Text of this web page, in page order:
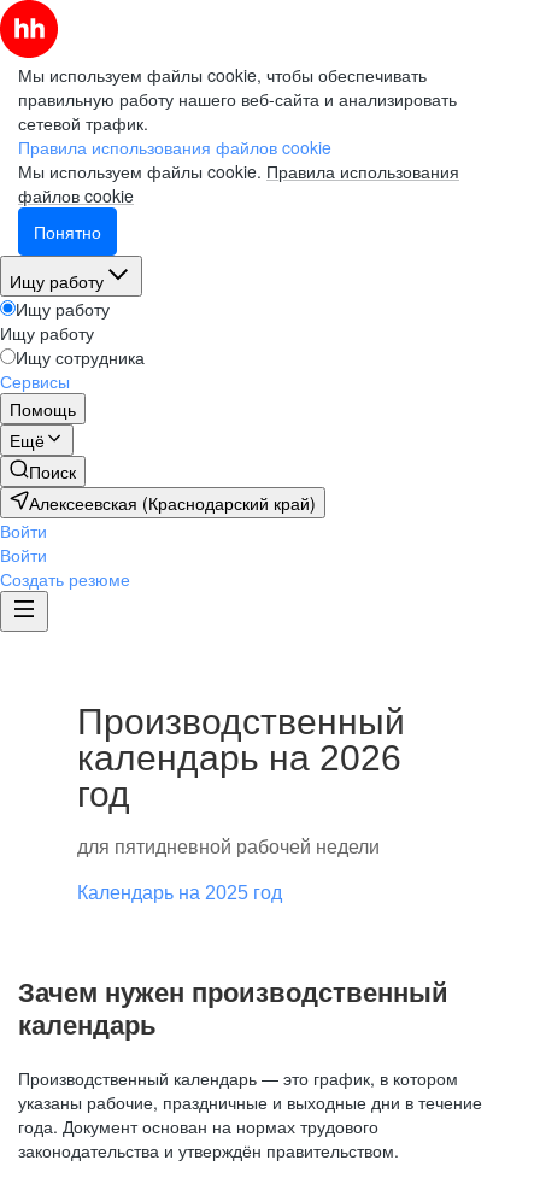
Мы используем файлы cookie, чтобы обеспечивать
правильную работу нашего веб-сайта и анализировать
сетевой трафик.
Правила использования файлов cookie
Мы используем файлы cookie. Правила использования
файлов cookie
Понятно
Ищу работу
Ищу работу
Ищу работу
Ищу сотрудника
Сервисы
Помощь
Ещё
Поиск
Алексеевская (Краснодарский край)
Войти
Войти
Создать резюме
Производственный
календарь на 2026
год
для пятидневной рабочей недели
Календарь на 2025 год
Зачем нужен производственный
календарь
Производственный календарь — это график, в котором
указаны рабочие, праздничные и выходные дни в течение
года. Документ основан на нормах трудового
законодательства и утверждён правительством.